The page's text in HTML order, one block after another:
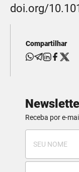
doi.org/
Compartilhar
Receba por e-